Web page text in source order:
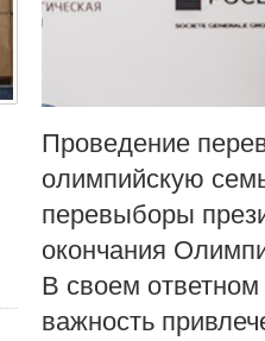
Проведение
олимпийскую
перевыборы
окончания
В своем
важность